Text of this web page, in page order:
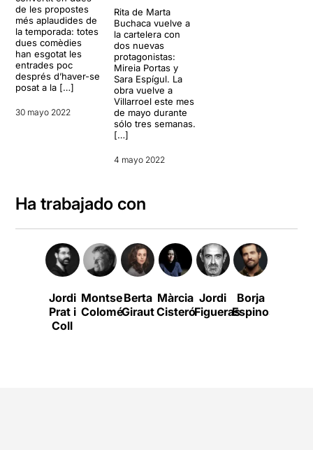
de les propostes
més aplaudides de
la temporada: totes
dues comèdies
han esgotat les
entrades poc
després d’haver-se
posat a la […]
30 mayo 2022
Rita de Marta
Buchaca vuelve a
la cartelera con
dos nuevas
protagonistas:
Mireia Portas y
Sara Espígul. La
obra vuelve a
Villarroel este mes
de mayo durante
sólo tres semanas.
[…]
4 mayo 2022
Ha trabajado con
Jordi
Prat i
Coll
Montse
Colomé
Berta
Giraut
Màrcia
Cisteró
Jordi
Figueras
Borja
Espinosa